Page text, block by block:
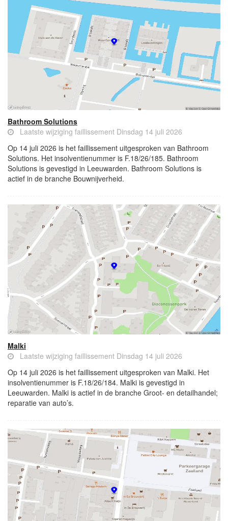
Bathroom Solutions
Laatste wijziging faillissement Dinsdag 14 juli 2026
Op 14 juli 2026 is het faillissement uitgesproken van Bathroom
Solutions. Het insolventienummer is F.18/26/185. Bathroom
Solutions is gevestigd in Leeuwarden. Bathroom Solutions is
actief in de branche Bouwnijverheid.
Malki
Laatste wijziging faillissement Dinsdag 14 juli 2026
Op 14 juli 2026 is het faillissement uitgesproken van Malki. Het
insolventienummer is F.18/26/184. Malki is gevestigd in
Leeuwarden. Malki is actief in de branche Groot- en detailhandel;
reparatie van auto’s.